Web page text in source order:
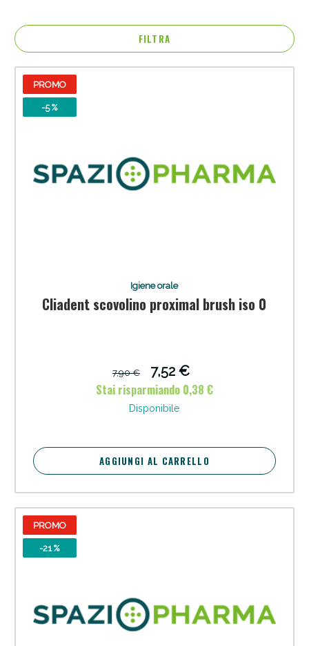
FILTRA
PROMO
-5 %
Igiene orale
Cliadent scovolino proximal brush iso 0
7,90 €
7,52 €
Stai risparmiando 0,38 €
Disponibile
AGGIUNGI AL CARRELLO
PROMO
-21 %
Anticellulite e Fanghi: Sconto fino al 40% valido
Vie Urinarie e Prostata: Sconti fino al 45% oggi!